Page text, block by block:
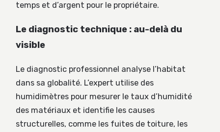
temps et d’argent pour le propriétaire.
Le diagnostic technique : au-delà du
visible
Le diagnostic professionnel analyse l’habitat
dans sa globalité. L’expert utilise des
humidimètres pour mesurer le taux d’humidité
des matériaux et identifie les causes
structurelles, comme les fuites de toiture, les